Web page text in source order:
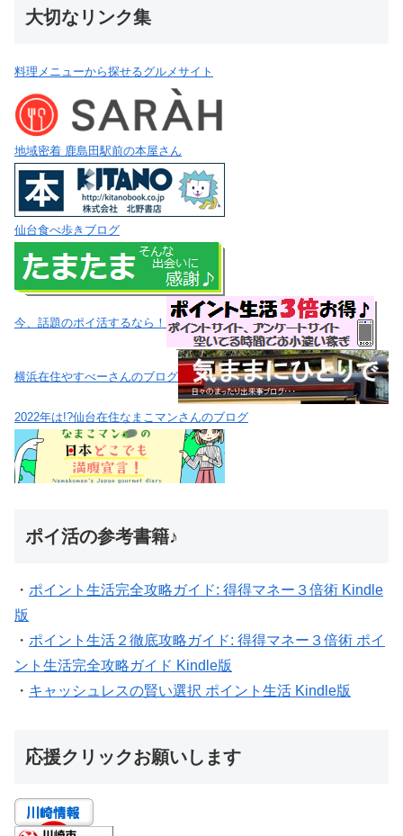
大切なリンク集
料理メニューから探せるグルメサイト
地域密着 鹿島田駅前の本屋さん
仙台食べ歩きブログ
今、話題のポイ活するなら！
横浜在住やすべーさんのブログ
2022年は!?仙台在住なまこマンさんのブログ
ポイ活の参考書籍♪
・ ポイント生活完全攻略ガイド: 得得マネー３倍術 Kindle
版
・ ポイント生活２徹底攻略ガイド: 得得マネー３倍術 ポイ
ント生活完全攻略ガイド Kindle版
・ キャッシュレスの賢い選択 ポイント生活 Kindle版
応援クリックお願いします